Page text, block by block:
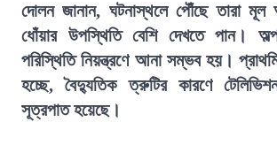
দোলন জানান, ঘটনাস্থলে পৌঁছে তারা
ধোঁয়ার উপস্থিতি বেশি দেখতে পান।
পরিস্থিতি নিয়ন্ত্রণে আনা সম্ভব হয়।
হচ্ছে, বৈদ্যুতিক ত্রুটির কারণে
সূত্রপাত হয়েছে।